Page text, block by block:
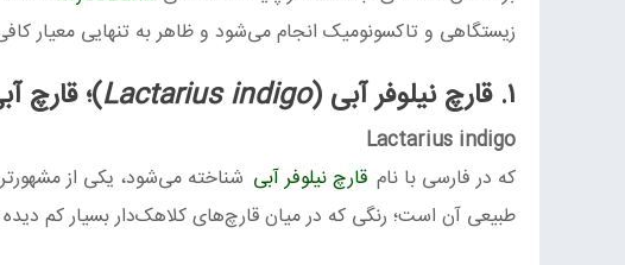
زیستگاهی و تاکسونومیک انجام می‌شود و ظاهر به تنهایی معیار
۱. قارچ نیلوفر آبی ( Lactarius indigo)؛ قارچ
Lactarius indigo
که در فارسی با نام قارچ نیلوفر آبی شناخته می‌شود، یکی از
طبیعی آن است؛ رنگی که در میان قارچ‌های کلاهک‌دار بسیار کم